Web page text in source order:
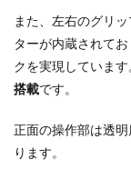
また、左右のグリ
ターが内蔵されて
クを実現しています
搭載です。
正面の操作部は透
ります。